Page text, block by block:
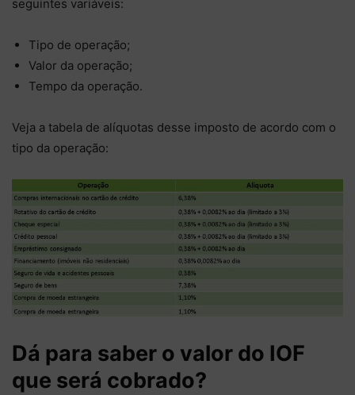
seguintes variáveis:
Tipo de operação;
Valor da operação;
Tempo da operação.
Veja a tabela de alíquotas desse imposto de acordo com o
tipo da operação:
Dá para saber o valor do IOF
que será cobrado?